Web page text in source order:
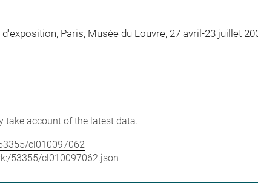
Paris, Musée du Louvre, 27 avril-23 juillet
take account of the latest data.
cl010097062
53355/cl010097062.json